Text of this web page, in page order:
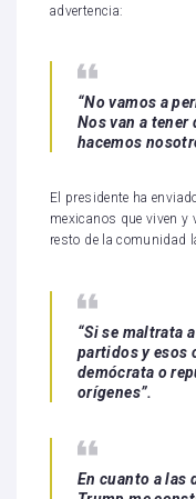
advertencia:
“No vamos a
Nos van a
hacemos
El presidente ha
mexicanos que viven y
resto de la comunidad
“Si se maltrata
partidos y esos
demócrata o
orígenes”.
En cuanto a las